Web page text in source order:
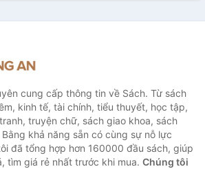
cung cấp thông tin về Sách. Từ sách
kinh tế, tài chính, tiểu thuyết, học tập,
truyện chữ, sách giao khoa, sách
khả năng sẵn có cùng sự nỗ lực
đã tổng hợp hơn 160000 đầu sách, giúp
tìm giá rẻ nhất trước khi mua. Chúng tôi